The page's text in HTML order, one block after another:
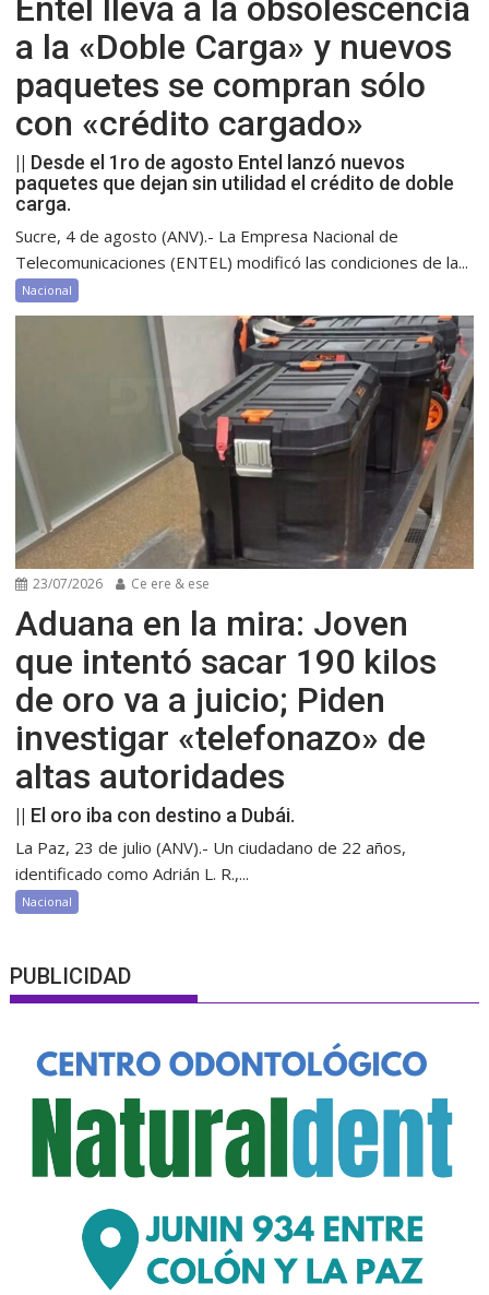
Entel lleva a la obsolescencia
a la «Doble Carga» y nuevos
paquetes se compran sólo
con «crédito cargado»
|| Desde el 1ro de agosto Entel lanzó nuevos
paquetes que dejan sin utilidad el crédito de doble
carga.
Sucre, 4 de agosto (ANV).- La Empresa Nacional de
Telecomunicaciones (ENTEL) modificó las condiciones de la...
Nacional
23/07/2026 Ce ere & ese
Aduana en la mira: Joven
que intentó sacar 190 kilos
de oro va a juicio; Piden
investigar «telefonazo» de
altas autoridades
|| El oro iba con destino a Dubái.
La Paz, 23 de julio (ANV).- Un ciudadano de 22 años,
identificado como Adrián L. R.,...
Nacional
PUBLICIDAD